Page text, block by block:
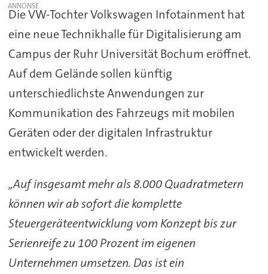
Die VW-Tochter Volkswagen Infotainment hat
eine neue Technikhalle für Digitalisierung am
Campus der Ruhr Universität Bochum eröffnet.
Auf dem Gelände sollen künftig
unterschiedlichste Anwendungen zur
Kommunikation des Fahrzeugs mit mobilen
Geräten oder der digitalen Infrastruktur
entwickelt werden.
„Auf insgesamt mehr als 8.000 Quadratmetern
können wir ab sofort die komplette
Steuergeräteentwicklung vom Konzept bis zur
Serienreife zu 100 Prozent im eigenen
Unternehmen umsetzen. Das ist ein